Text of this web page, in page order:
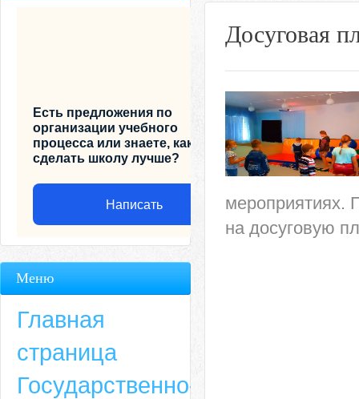
Досуговая
на досуговую
Есть предложения по
организации учебного
процесса или знаете, как
сделать школу лучше?
Написать
Меню
Главная
страница
Государственно-